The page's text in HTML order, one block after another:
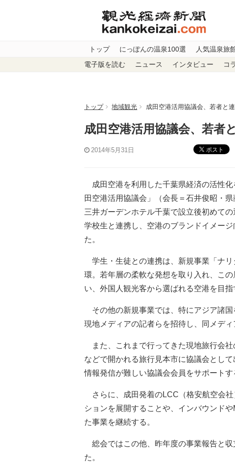
トップ にっぽんの温泉100選 人気温泉旅
電子版を読む ニュース インタビュー コ
トップ 地域観光 成田空港活用協議会、若者と
成田空港活用協議会、若者
2014年5月31日 ポスト
成田空港を利用した千葉県経済の活性
田空港活用協議会」（会長＝石井俊昭・
三井ガーデンホテル千葉で設立後初めて
学校生と連携し、空港のブランドイメー
た。
学生・生徒との連携は、新規事業「ナ
環。若年層の柔軟な発想を取り入れ、こ
い、外国人観光客から選ばれる空港を目指
その他の新規事業では、特にアジア諸
現地メディアの記者らを招待し、同メディ
また、これまで行ってきた現地旅行会
などで開かれる旅行見本市に協議会とし
情報発信が難しい協議会会員をサポートす
さらに、成田発着のLCC（格安航空会
ションを展開することや、インバウンド
た事業を継続する。
総会ではこの他、昨年度の事業報告と
た。